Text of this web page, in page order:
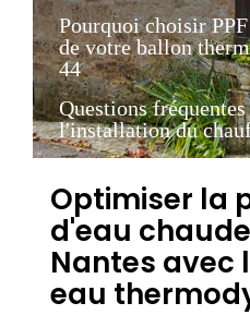
Pourquoi choisir
de votre ballon
44
Questions
l'installation du
Optimiser la
d'eau
Nantes avec
eau